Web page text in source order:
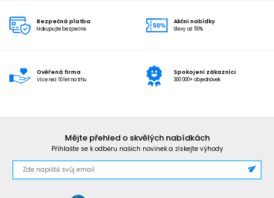
Bezpečná platba
Nakupujte bezpečně
Akční nabídky
Slevy až 50%
Ověřená firma
Více než 10 let na trhu
Spokojení zákazníci
300 000+ objednávek
Mějte přehled o skvělých nabídkách
Přihlašte se k odběru našich novinek a získejte výhody